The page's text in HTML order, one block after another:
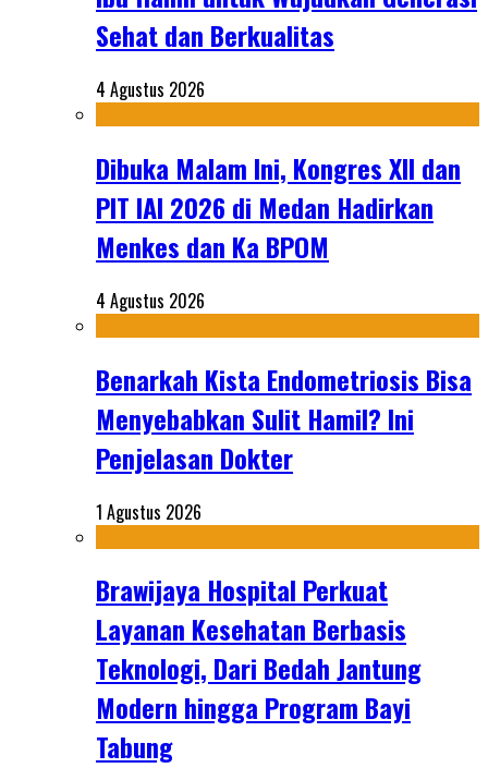
Sehat dan Berkualitas
4 Agustus 2026
Dibuka Malam Ini, Kongres XII dan
PIT IAI 2026 di Medan Hadirkan
Menkes dan Ka BPOM
4 Agustus 2026
Benarkah Kista Endometriosis Bisa
Menyebabkan Sulit Hamil? Ini
Penjelasan Dokter
1 Agustus 2026
Brawijaya Hospital Perkuat
Layanan Kesehatan Berbasis
Teknologi, Dari Bedah Jantung
Modern hingga Program Bayi
Tabung